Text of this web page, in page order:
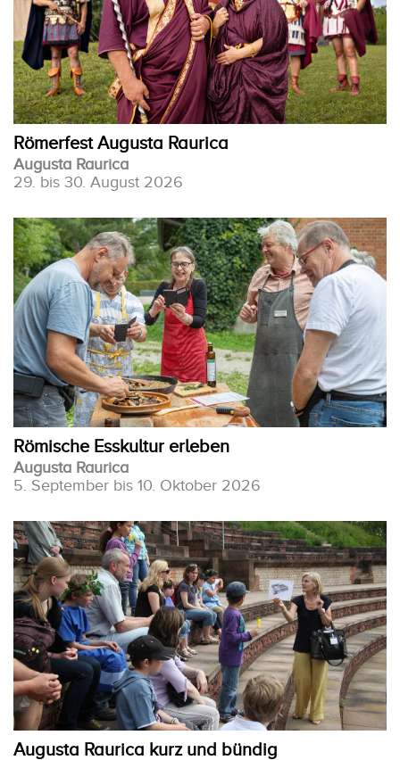
Römerfest Augusta Raurica
Augusta Raurica
29. bis 30. August 2026
Römische Esskultur erleben
Augusta Raurica
5. September bis 10. Oktober 2026
Augusta Raurica kurz und bündig